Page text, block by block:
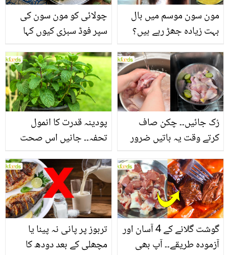
چولائی کو مون سون کی
سپر فوڈ سبزی کیوں کہا
منرلز اور اینٹی آکسیڈنٹس
سے بھرپور اس سبزی کے
فائدے
مون سون موسم میں بال
بہت زیادہ جھڑ رہے ہیں؟
بنانے کے چند قدرتی طریقے
پودینہ قدرت کا انمول
تحفہ۔۔ جانیں اس صحت
انگیز طبی فوائد
رُک جائیں۔۔ چکن صاف
کرتے وقت یہ باتیں ضرور
تربوز پر پانی نہ پینا یا
مچھلی کے بعد دودھ کا
گوشت گلانے کے 4 آسان اور
آزمودہ طریقے۔۔ آپ بھی